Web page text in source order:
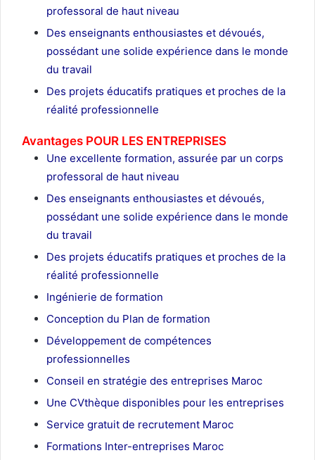
professoral de haut niveau
Des enseignants enthousiastes et dévoués,
possédant une solide expérience dans le monde
du travail
Des projets éducatifs pratiques et proches de la
réalité professionnelle
Avantages POUR LES ENTREPRISES
Une excellente formation, assurée par un corps
professoral de haut niveau
Des enseignants enthousiastes et dévoués,
possédant une solide expérience dans le monde
du travail
Des projets éducatifs pratiques et proches de la
réalité professionnelle
Ingénierie de formation
Conception du Plan de formation
Développement de compétences
professionnelles
Conseil en stratégie des entreprises Maroc
Une CVthèque disponibles pour les entreprises
Service gratuit de recrutement Maroc
Formations Inter-entreprises Maroc